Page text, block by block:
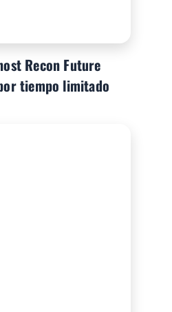
Recon Future
tiempo limitado